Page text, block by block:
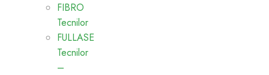
FIBRO
Tecnilor
FULLASE
Tecnilor
–